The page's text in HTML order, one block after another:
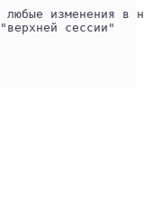
изменения в
сессии"